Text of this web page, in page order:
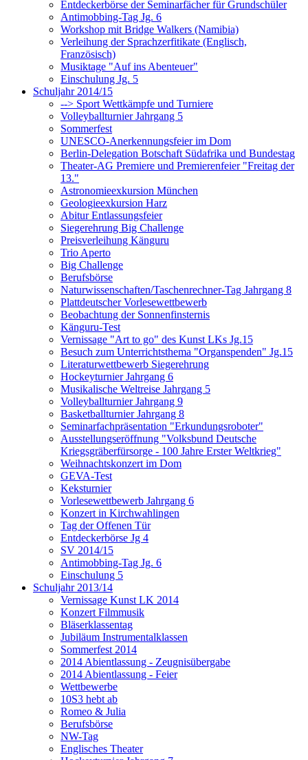
Entdeckerbörse der Seminarfächer für Grundschüler
Antimobbing-Tag Jg. 6
Workshop mit Bridge Walkers (Namibia)
Verleihung der Sprachzerfitikate (Englisch,
Französisch)
Musiktage "Auf ins Abenteuer"
Einschulung Jg. 5
Schuljahr 2014/15
--> Sport Wettkämpfe und Turniere
Volleyballturnier Jahrgang 5
Sommerfest
UNESCO-Anerkennungsfeier im Dom
Berlin-Delegation Botschaft Südafrika und Bundestag
Theater-AG Premiere und Premierenfeier "Freitag der
13."
Astronomieexkursion München
Geologieexkursion Harz
Abitur Entlassungsfeier
Siegerehrung Big Challenge
Preisverleihung Känguru
Trio Aperto
Big Challenge
Berufsbörse
Naturwissenschaften/Taschenrechner-Tag Jahrgang 8
Plattdeutscher Vorlesewettbewerb
Beobachtung der Sonnenfinsternis
Känguru-Test
Vernissage "Art to go" des Kunst LKs Jg.15
Besuch zum Unterrichtsthema "Organspenden" Jg.15
Literaturwettbewerb Siegerehrung
Hockeyturnier Jahrgang 6
Musikalische Weltreise Jahrgang 5
Volleyballturnier Jahrgang 9
Basketballturnier Jahrgang 8
Seminarfachpräsentation "Erkundungsroboter"
Ausstellungseröffnung "Volksbund Deutsche
Kriegsgräberfürsorge - 100 Jahre Erster Weltkrieg"
Weihnachtskonzert im Dom
GEVA-Test
Keksturnier
Vorlesewettbewerb Jahrgang 6
Konzert in Kirchwahlingen
Tag der Offenen Tür
Entdeckerbörse Jg 4
SV 2014/15
Antimobbing-Tag Jg. 6
Einschulung 5
Schuljahr 2013/14
Vernissage Kunst LK 2014
Konzert Filmmusik
Bläserklassentag
Jubiläum Instrumentalklassen
Sommerfest 2014
2014 Abientlassung - Zeugnisübergabe
2014 Abientlassung - Feier
Wettbewerbe
10S3 hebt ab
Romeo & Julia
Berufsbörse
NW-Tag
Englisches Theater